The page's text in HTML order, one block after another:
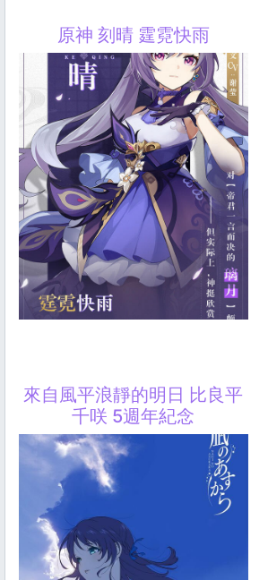
原神 刻晴 霆霓快雨
來自風平浪靜的明日 比良平
千咲 5週年紀念